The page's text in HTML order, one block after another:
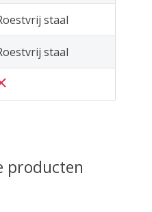
staal
staal
producten